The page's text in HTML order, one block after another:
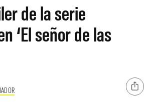
de la serie
‘El señor de las